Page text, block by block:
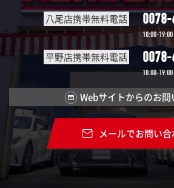
八尾店携帯無料電話
10:00-19:00
平野店携帯無料電話
10:00-19:00
Webサイトからのお問
メールでお問い合